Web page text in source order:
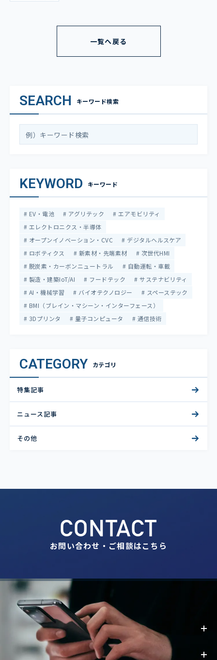
一覧へ戻る
SEARCH キーワード検索
KEYWORD キーワード
EV・電池 アグリテック
エアモビリティ
エレクトロニクス・半導体
オープンイノベーション・CVC
デジタルヘルスケア
ロボティクス
新素材・先端素材
次世代HMI
脱炭素・カーボンニュートラル
自動運転・車載
製造・建築IoT/AI
フードテック
サステナビリティ
AI・機械学習
バイオテクノロジー
スペーステック
BMI（ブレイン・マシーン・インターフェース）
3Dプリンタ
量子コンピュータ 通信技術
CATEGORY カテゴリ
特集記事
ニュース記事
その他
CONTACT
お問い合わせ・ご相談はこちら
事業内容
お知らせ